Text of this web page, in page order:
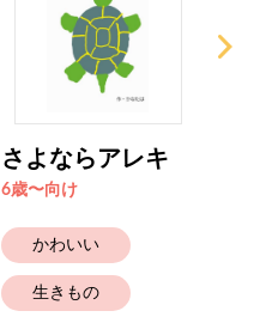
さよならアレキ
6歳〜向け
かわいい
生きもの